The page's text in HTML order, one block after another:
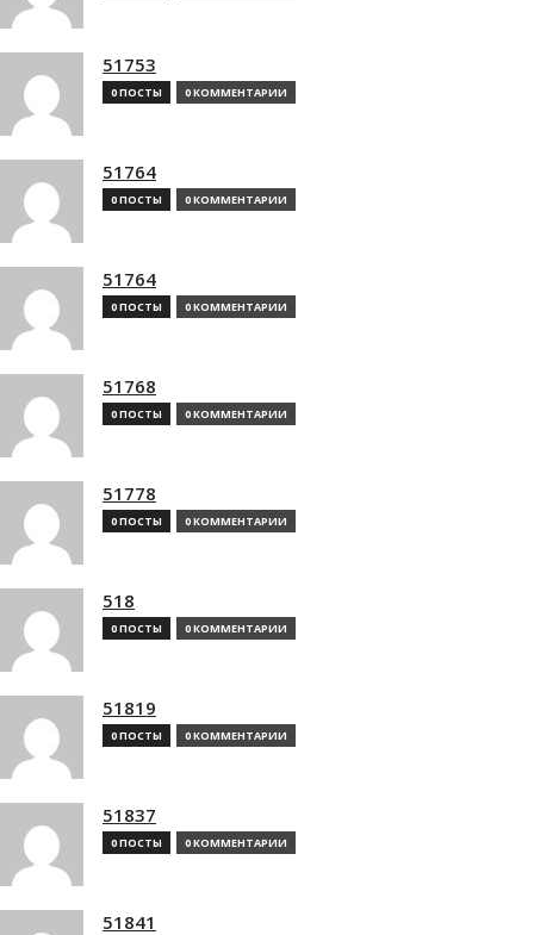
51753
0 ПОСТЫ 0 КОММЕНТАРИИ
51764
0 ПОСТЫ 0 КОММЕНТАРИИ
51764
0 ПОСТЫ 0 КОММЕНТАРИИ
51768
0 ПОСТЫ 0 КОММЕНТАРИИ
51778
0 ПОСТЫ 0 КОММЕНТАРИИ
518
0 ПОСТЫ 0 КОММЕНТАРИИ
51819
0 ПОСТЫ 0 КОММЕНТАРИИ
51837
0 ПОСТЫ 0 КОММЕНТАРИИ
51841